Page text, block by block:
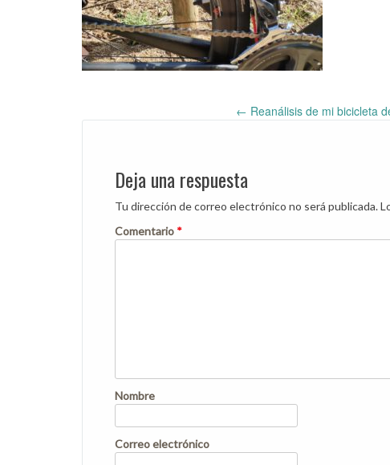
Post
navigation
← Reanálisis de mi bicicleta
Deja una respuesta
Tu dirección de correo electrónico no será publicada.
Comentario *
Nombre
Correo electrónico